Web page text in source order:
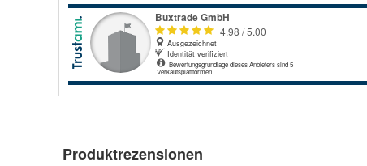
Produktrezensionen